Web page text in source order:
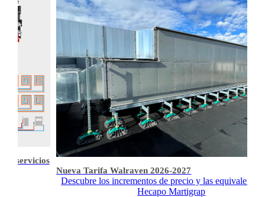
y servicios
Nueva Tarifa Walraven 2026-2027
Descubre los incrementos de precio y las
Hecapo Martigrap